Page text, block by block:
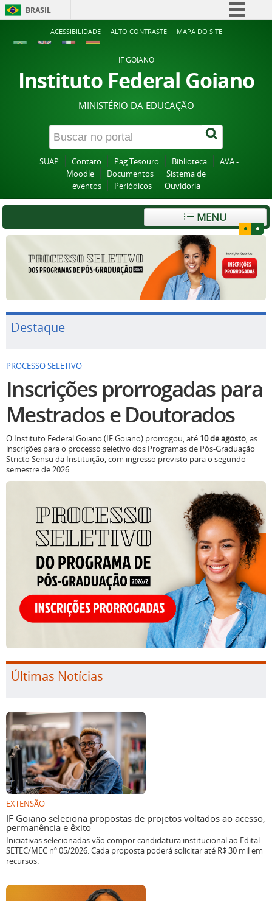
BRASIL
Simplifique!
Acesso à informação
Legislação
Canais
ACESSIBILIDADE ALTO CONTRASTE MAPA DO SITE
IF GOIANO
Instituto Federal Goiano
MINISTÉRIO DA EDUCAÇÃO
SUAP Contato Pag Tesouro Biblioteca
AVA -
Moodle
Documentos
Sistema de
eventos
Periódicos Ouvidoria
MENU
Destaque
PROCESSO SELETIVO
Inscrições prorrogadas para
Mestrados e Doutorados
O Instituto Federal Goiano (IF Goiano) prorrogou, até 10 de agosto, as
inscrições para o processo seletivo dos Programas de Pós-Graduação
Stricto Sensu da Instituição, com ingresso previsto para o segundo
semestre de 2026.
Últimas Notícias
EXTENSÃO
IF Goiano seleciona propostas de projetos voltados ao acesso,
permanência e êxito
Iniciativas selecionadas vão compor candidatura institucional ao Edital
SETEC/MEC nº 05/2026. Cada proposta poderá solicitar até R$ 30 mil em
recursos.